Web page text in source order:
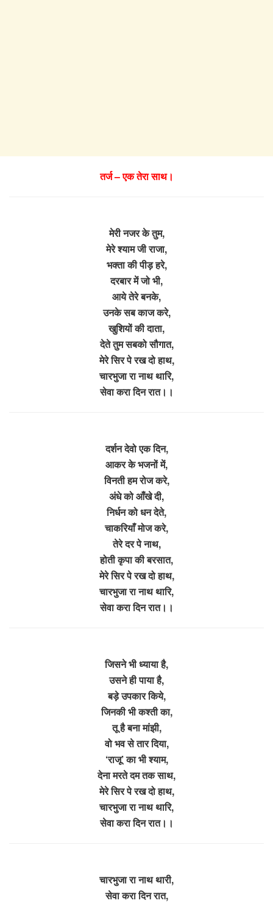
तर्ज – एक तेरा साथ।
मेरी नजर के तुम,
मेरे श्याम जी राजा,
भक्ता की पीड़ हरे,
दरबार में जो भी,
आये तेरे बनके,
उनके सब काज करे,
खुशियों की दाता,
देते तुम सबको सौगात,
मेरे सिर पे रख दो हाथ,
चारभुजा रा नाथ थारि,
सेवा करा दिन रात।।
दर्शन देवो एक दिन,
आकर के भजनों में,
विनती हम रोज करे,
अंधे को आँखे दी,
निर्धन को धन देते,
चाकरियाँ मोज करे,
तेरे दर पे नाथ,
होती कृपा की बरसात,
मेरे सिर पे रख दो हाथ,
चारभुजा रा नाथ थारि,
सेवा करा दिन रात।।
जिसने भी ध्याया है,
उसने ही पाया है,
बड़े उपकार किये,
जिनकी भी कश्ती का,
तू है बना मांझी,
वो भव से तार दिया,
‘राजू’ का भी श्याम,
देना मरते दम तक साथ,
मेरे सिर पे रख दो हाथ,
चारभुजा रा नाथ थारि,
सेवा करा दिन रात।।
चारभुजा रा नाथ थारी,
सेवा करा दिन रात,